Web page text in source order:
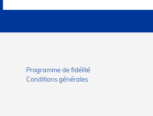
lettre
Programme de fidélité
Conditions générales